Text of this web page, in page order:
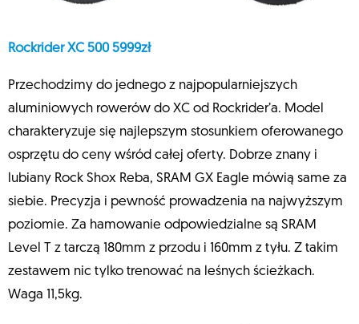
Rockrider XC 500 5999zł
Przechodzimy do jednego z najpopularniejszych
aluminiowych rowerów do XC od Rockrider’a. Model
charakteryzuje się najlepszym stosunkiem oferowanego
osprzętu do ceny wśród całej oferty. Dobrze znany i
lubiany Rock Shox Reba, SRAM GX Eagle mówią same za
siebie. Precyzja i pewność prowadzenia na najwyższym
poziomie. Za hamowanie odpowiedzialne są SRAM
Level T z tarczą 180mm z przodu i 160mm z tyłu. Z takim
zestawem nic tylko trenować na leśnych ścieżkach.
Waga 11,5kg.